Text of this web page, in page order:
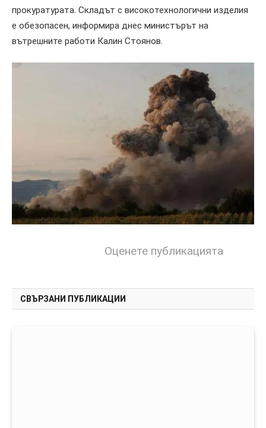
прокуратурата. Складът с високотехнологични изделия
е обезопасен, информира днес министърът на
вътрешните работи Калин Стоянов.
Оценете публикацията
СВЪРЗАНИ ПУБЛИКАЦИИ